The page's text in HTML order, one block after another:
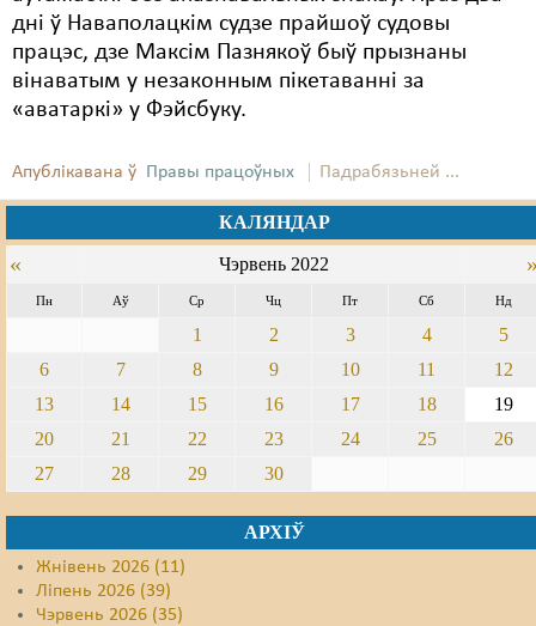
дні ў Наваполацкім судзе прайшоў судовы
працэс, дзе Максім Пазнякоў быў прызнаны
вінаватым у незаконным пікетаванні за
«аватаркі» у Фэйсбуку.
Апублікавана ў Правы працоўных Падрабязьней ...
КАЛЯНДАР
« Чэрвень 2022
Пн Аў Ср Чц Пт Сб Нд
1 2 3 4
5
6
7 8 9 10 11
12
13
14 15 16 17 18
19
20
21 22 23 24 25
26
27
28 29 30
АРХІЎ
Жнівень 2026 (11)
Ліпень 2026 (39)
Чэрвень 2026 (35)